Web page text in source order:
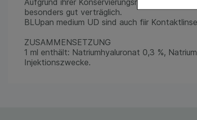
gestalten,
Statistik
Aufgrund ihrer Konservierungsmittelfreiheit
besonders gut verträglich.
BLUpan medium UD sind auch fiir
ZUSAMMENSETZUNG
1 ml enthält: Natriumhyaluronat 0,3 %,
Injektionszwecke.